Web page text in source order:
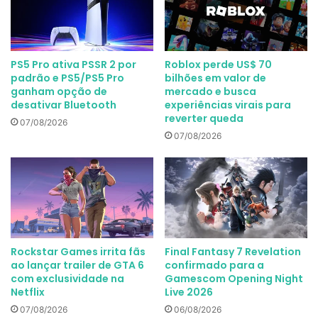
PS5 Pro ativa PSSR 2 por
padrão e PS5/PS5 Pro
ganham opção de
desativar Bluetooth
07/08/2026
Roblox perde US$ 70
bilhões em valor de
mercado e busca
experiências virais para
reverter queda
07/08/2026
Rockstar Games irrita fãs
ao lançar trailer de GTA 6
com exclusividade na
Netflix
07/08/2026
Final Fantasy 7 Revelation
confirmado para a
Gamescom Opening Night
Live 2026
06/08/2026